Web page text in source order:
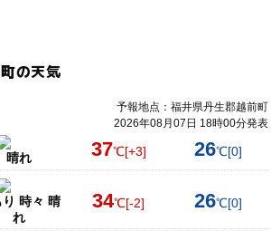
の天気
予報地点：福井県丹生郡越前町
2026年08月07日 18時00分発表
晴れ 37℃[+3] 26℃[0]
り 時々 晴
れ
34℃[-2] 26℃[0]